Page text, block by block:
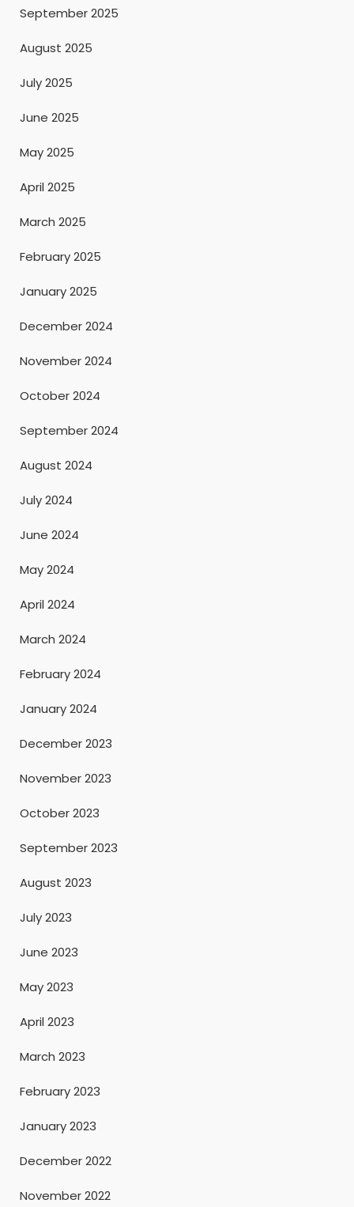
September 2025
August 2025
July 2025
June 2025
May 2025
April 2025
March 2025
February 2025
January 2025
December 2024
November 2024
October 2024
September 2024
August 2024
July 2024
June 2024
May 2024
April 2024
March 2024
February 2024
January 2024
December 2023
November 2023
October 2023
September 2023
August 2023
July 2023
June 2023
May 2023
April 2023
March 2023
February 2023
January 2023
December 2022
November 2022